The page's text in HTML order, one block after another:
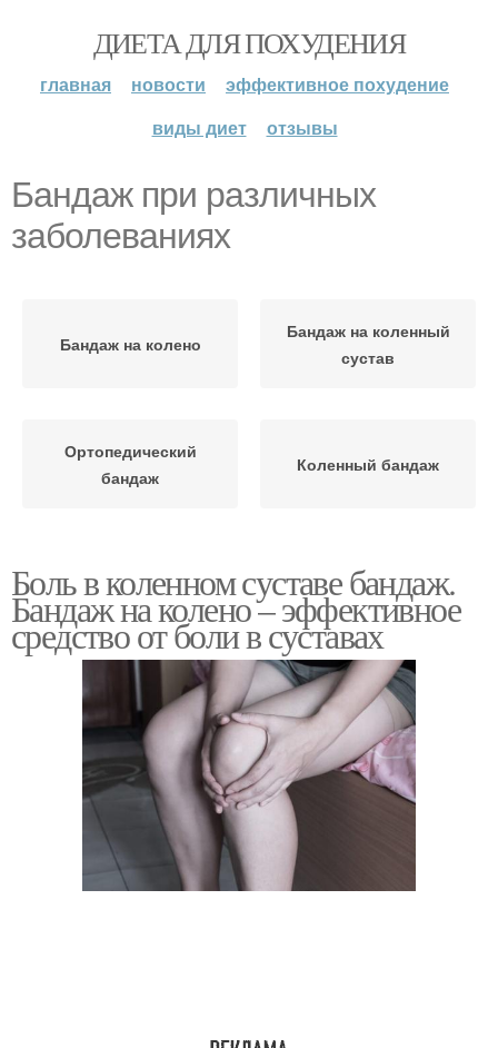
ДИЕТА ДЛЯ ПОХУДЕНИЯ
главная новости
эффективное похудение
виды диет
отзывы
Бандаж при различных
заболеваниях
Бандаж на колено
Бандаж на коленный
сустав
Ортопедический
бандаж
Коленный бандаж
Боль в коленном суставе бандаж.
Бандаж на колено – эффективное
средство от боли в суставах